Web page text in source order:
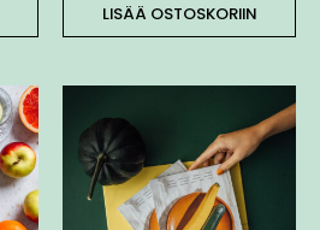
LISÄÄ OSTOSKORIIN